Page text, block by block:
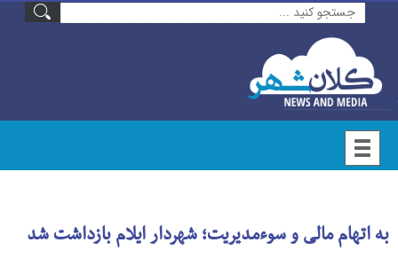
به اتهام مالی و سوءمدیریت؛ شهردار ایلام بازداشت شد